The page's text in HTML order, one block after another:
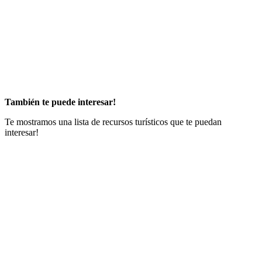
También te puede interesar!
Te mostramos una lista de recursos turísticos que te puedan
interesar!